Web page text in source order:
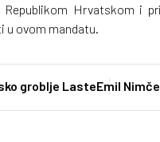
Hrvatskom i
u ovom mandatu.
groblje LasteEmil